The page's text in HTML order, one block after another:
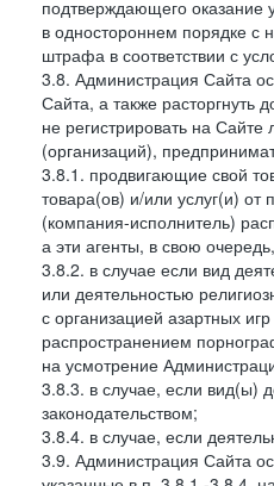
подтверждающего оказание
в одностороннем порядке с
штрафа в соответствии с
3.8. Администрация Сайта
Сайта, а также расторгнуть
не регистрировать на
(организаций),
3.8.1. продвигающие свой
товара(ов) и/или услуг(и) от
(компания-исполнитель)
а эти агенты, в свою
3.8.2. в случае если вид
или деятельностью
с организацией азартных
распространением
на усмотрение
3.8.3. в случае, если вид(ы)
законодательством;
3.8.4. в случае, если
3.9. Администрация Сайта